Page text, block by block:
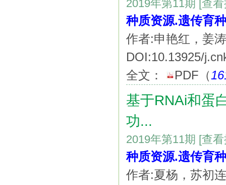
2019年第11期 [查
种质资源.遗传育
作者:申艳红，姜
DOI:10.13925/
全文：
PDF （
基于RNAi和蛋
功...
2019年第11期 [查
种质资源.遗传育
作者:夏杨，苏初